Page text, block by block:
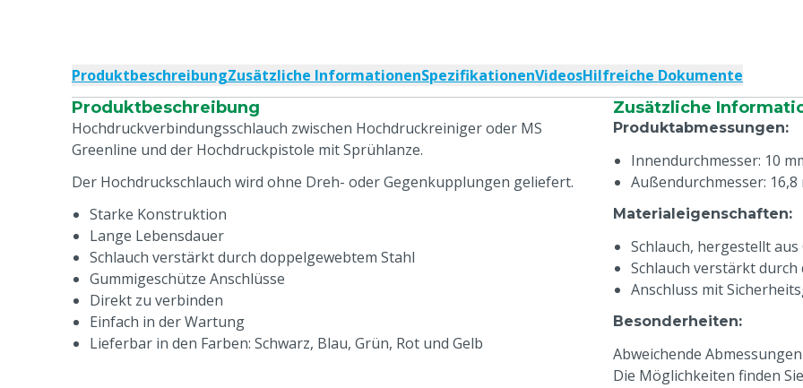
ProduktbeschreibungZusätzliche InformationenSpezifikationenVideosHilfreiche Dokumente
Produktbeschreibung
Hochdruckverbindungsschlauch zwischen Hochdruckreiniger oder MS
Greenline und der Hochdruckpistole mit Sprühlanze.
Der Hochdruckschlauch wird ohne Dreh- oder Gegenkupplungen geliefert.
Starke Konstruktion
Lange Lebensdauer
Schlauch verstärkt durch doppelgewebtem Stahl
Gummigeschütze Anschlüsse
Direkt zu verbinden
Einfach in der Wartung
Lieferbar in den Farben: Schwarz, Blau, Grün, Rot und Gelb
Zusätzliche
Produktabmessungen:
Innendurchmesser: 10
Außendurchmesser: 16,8
Materialeigenschaften:
Schlauch, hergestellt aus
Schlauch verstärkt
Anschluss mit
Besonderheiten:
Abweichende
Die Möglichkeiten finden